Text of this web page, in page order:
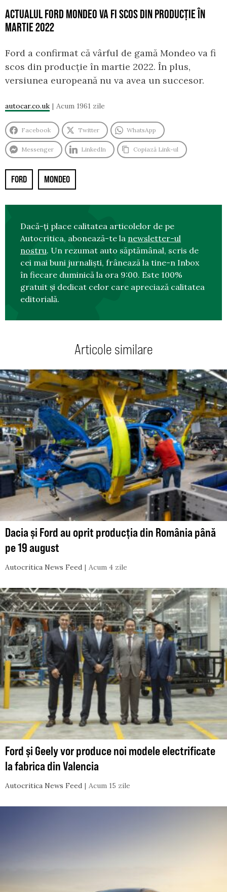
ACTUALUL FORD MONDEO VA FI SCOS DIN PRODUCȚIE ÎN
MARTIE 2022
Ford a confirmat că vârful de gamă Mondeo va fi
scos din producție în martie 2022. În plus,
versiunea europeană nu va avea un succesor.
autocar.co.uk Acum 1961 zile
Facebook Twitter WhatsApp
Messenger LinkedIn Copiază Link-ul
FORD MONDEO
Dacă-ți place calitatea articolelor de pe
Autocritica, abonează-te la newsletter-ul
nostru. Un rezumat auto săptămânal, scris de
cei mai buni jurnaliști, frânează la tine-n Inbox
în fiecare duminică la ora 9:00. Este 100%
gratuit și dedicat celor care apreciază calitatea
editorială.
Articole similare
Dacia și Ford au oprit producția din România până
pe 19 august
Autocritica News Feed Acum 4 zile
Ford și Geely vor produce noi modele electrificate
la fabrica din Valencia
Autocritica News Feed Acum 15 zile